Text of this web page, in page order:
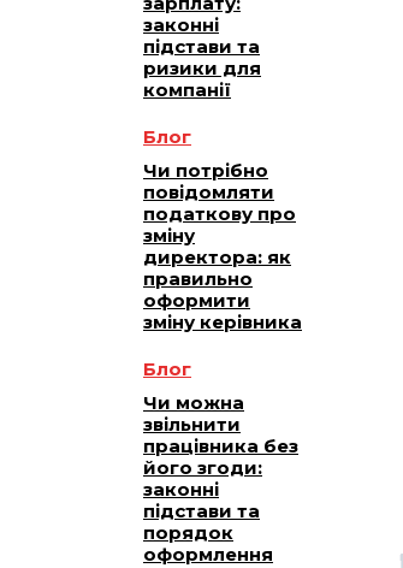
законні
підстави та
ризики для
компанії
Блог
Чи потрібно
повідомляти
податкову про
зміну
директора: як
правильно
оформити
зміну керівника
Блог
Чи можна
звільнити
працівника без
його згоди:
законні
підстави та
порядок
оформлення